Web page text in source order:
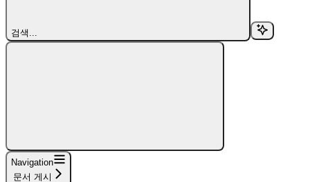
검색...
Navigation
문서 게시